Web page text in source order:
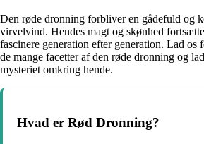
Den røde dronning forbliver en gådefuld og
virvelvind. Hendes magt og skønhed
fascinere generation efter generation. Lad os
de mange facetter af den røde dronning og
mysteriet omkring hende.
Hvad er Rød Dronning?